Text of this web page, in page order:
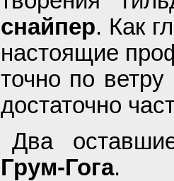
снайпер. Как
настоящие
точно по
достаточно
Два
Грум-Гога.